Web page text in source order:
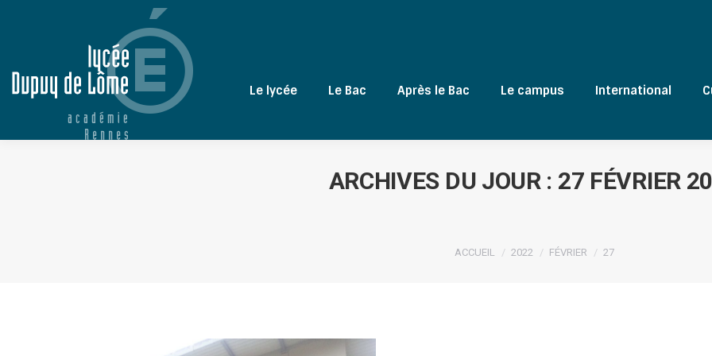
Le lycée Le Bac Après le Bac Le campus International
ARCHIVES DU JOUR : 27 FÉVRIER
Vous êtes ici :
ACCUEIL 2022 FÉVRIER 27